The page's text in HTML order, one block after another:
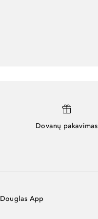
Dovanų pakavimas
Douglas App